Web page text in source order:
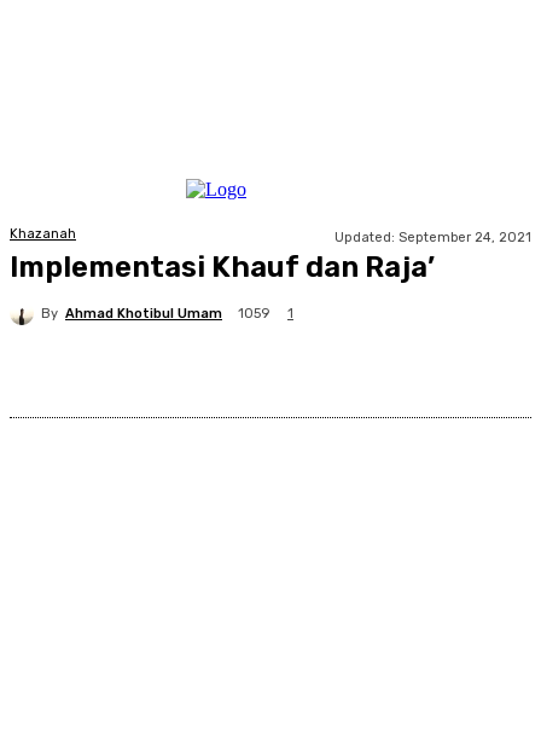
Khazanah Updated: September 24, 2021
Implementasi Khauf dan Raja’
By Ahmad Khotibul Umam 1059 1